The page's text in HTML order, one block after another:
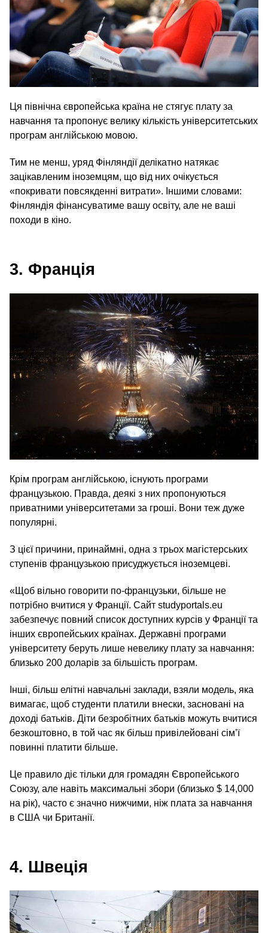
Ця північна європейська країна не стягує плату за
навчання та пропонує велику кількість університетських
програм англійською мовою.
Тим не менш, уряд Фінляндії делікатно натякає
зацікавленим іноземцям, що від них очікується
«покривати повсякденні витрати». Іншими словами:
Фінляндія фінансуватиме вашу освіту, але не ваші
походи в кіно.
3. Франція
Крім програм англійською, існують програми
французькою. Правда, деякі з них пропонуються
приватними університетами за гроші. Вони теж дуже
популярні.
З цієї причини, принаймні, одна з трьох магістерських
ступенів французькою присуджується іноземцеві.
«Щоб вільно говорити по-французьки, більше не
потрібно вчитися у Франції. Сайт studyportals.eu
забезпечує повний список доступних курсів у Франції та
інших європейських країнах. Державні програми
університету беруть лише невелику плату за навчання:
близько 200 доларів за більшість програм.
Інші, більш елітні навчальні заклади, взяли модель, яка
вимагає, щоб студенти платили внески, засновані на
доході батьків. Діти безробітних батьків можуть вчитися
безкоштовно, в той час як більш привілейовані сім’ї
повинні платити більше.
Це правило діє тільки для громадян Європейського
Союзу, але навіть максимальні збори (близько $ 14,000
на рік), часто є значно нижчими, ніж плата за навчання
в США чи Британії.
4. Швеція